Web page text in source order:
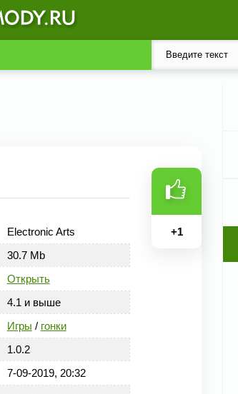
Electronic Arts
30.7 Mb
Открыть
4.1 и выше
Игры / гонки
1.0.2
7-09-2019, 20:32
+1